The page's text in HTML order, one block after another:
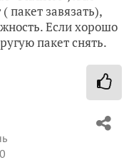
пакет завязать),
Если хорошо
пакет снять.